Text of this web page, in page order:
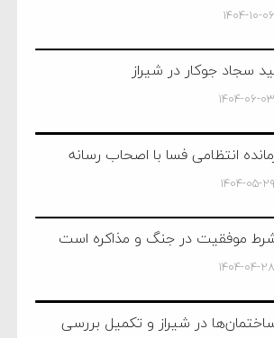
۱۴۰۴-۱۰-۰۶
سجاد جوکار در شيراز
۱۴۰۴-۰۶-۰۳
انتظامی فسا با اصحاب رسانه
۱۴۰۴-۰۵-۲۹
موفقیت در جنگ و مذاکره است
۱۴۰۴-۰۴-۲۸
در شیراز و تکمیل بررسی